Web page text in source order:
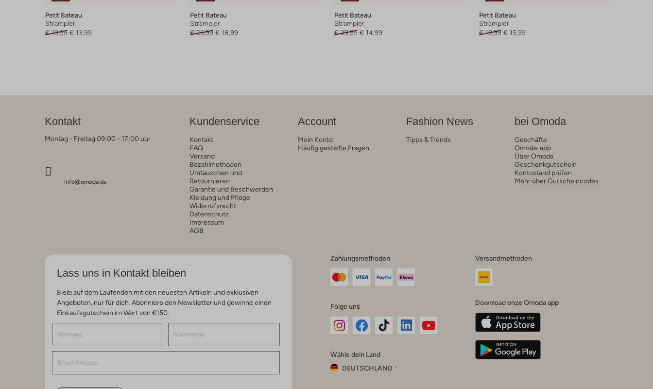
Petit Bateau
Strampler
€ 19,99 € 13,99
Petit Bateau
Strampler
€ 26,99 € 18,99
Petit Bateau
Strampler
€ 29,99 € 14,99
Petit Bateau
Strampler
€ 19,99 € 15,99
Kontakt
Montag - Freitag 09:00 - 17:00 uur
info@omoda.de
Kundenservice
Kontakt
FAQ
Versand
Bezahlmethoden
Umtauschen und
Retournieren
Garantie und Beschwerden
Kleidung und Pflege
Widerrufsrecht
Datenschutz
Impressum
AGB
Account
Mein Konto
Häufig gestellte Fragen
Fashion News
Tipps & Trends
bei Omoda
Geschäfte
Omoda-app
Über Omoda
Geschenkgutschein
Kontostand prüfen
Mehr über Gutscheincodes
Lass uns in Kontakt bleiben
Bleib auf dem Laufenden mit den neuesten Artikeln und exklusiven
Angeboten, nur für dich. Abonniere den Newsletter und gewinne einen
Einkaufsgutschein im Wert von €150.
Zahlungsmethoden
Folge uns
Instagram
Facebook
TikTok
Wähle dein Land
DEUTSCHLAND
Versandmethoden
Download onze Omoda app